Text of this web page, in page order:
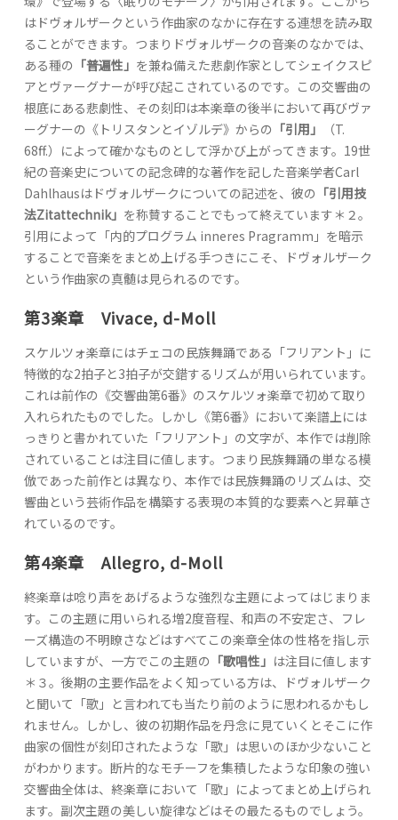
はドヴォルザークという作曲家のなかに存在する連想を読み取
ることができます。つまりドヴォルザークの音楽のなかでは、
ある種の 「普遍性」 を兼ね備えた悲劇作家としてシェイクスピ
アとヴァーグナーが呼び起こされているのです。この交響曲の
根底にある悲劇性、その刻印は本楽章の後半において再びヴァ
ーグナーの《トリスタンとイゾルデ》からの 「引用」
（T.
68ff.）によって確かなものとして浮かび上がってきます。19世
紀の音楽史についての記念碑的な著作を記した音楽学者Carl
Dahlhausはドヴォルザークについての記述を、彼の 「引用技
法Zitattechnik」 を称賛することでもって終えています＊２。
引用によって「内的プログラム inneres Pragramm」を暗示
することで音楽をまとめ上げる手つきにこそ、ドヴォルザーク
という作曲家の真髄は見られるのです。
第3楽章 Vivace, d-Moll
スケルツォ楽章にはチェコの民族舞踊である「フリアント」に
特徴的な2拍子と3拍子が交錯するリズムが用いられています。
これは前作の《交響曲第6番》のスケルツォ楽章で初めて取り
入れられたものでした。しかし《第6番》において楽譜上には
っきりと書かれていた「フリアント」の文字が、本作では削除
されていることは注目に値します。つまり民族舞踊の単なる模
倣であった前作とは異なり、本作では民族舞踊のリズムは、交
響曲という芸術作品を構築する表現の本質的な要素へと昇華さ
れているのです。
第4楽章 Allegro, d-Moll
終楽章は唸り声をあげるような強烈な主題によってはじまりま
す。この主題に用いられる増2度音程、和声の不安定さ、フレ
ーズ構造の不明瞭さなどはすべてこの楽章全体の性格を指し示
していますが、一方でこの主題の 「歌唱性」 は注目に値します
＊３。後期の主要作品をよく知っている方は、ドヴォルザーク
と聞いて「歌」と言われても当たり前のように思われるかもし
れません。しかし、彼の初期作品を丹念に見ていくとそこに作
曲家の個性が刻印されたような「歌」は思いのほか少ないこと
がわかります。断片的なモチーフを集積したような印象の強い
交響曲全体は、終楽章において「歌」によってまとめ上げられ
ます。副次主題の美しい旋律などはその最たるものでしょう。